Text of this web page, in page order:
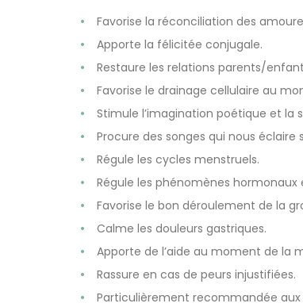
Favorise la réconciliation des
Apporte la félicitée conjugale.
Restaure les relations parents/
Favorise le drainage cellulaire au
Stimule l’imagination poétique et la
Procure des songes qui nous éclaire
Régule les cycles menstruels.
Régule les phénomènes
Favorise le bon déroulement de la
Calme les douleurs gastriques.
Apporte de l’aide au moment de la
Rassure en cas de peurs injustifiées.
Particulièrement recommandée